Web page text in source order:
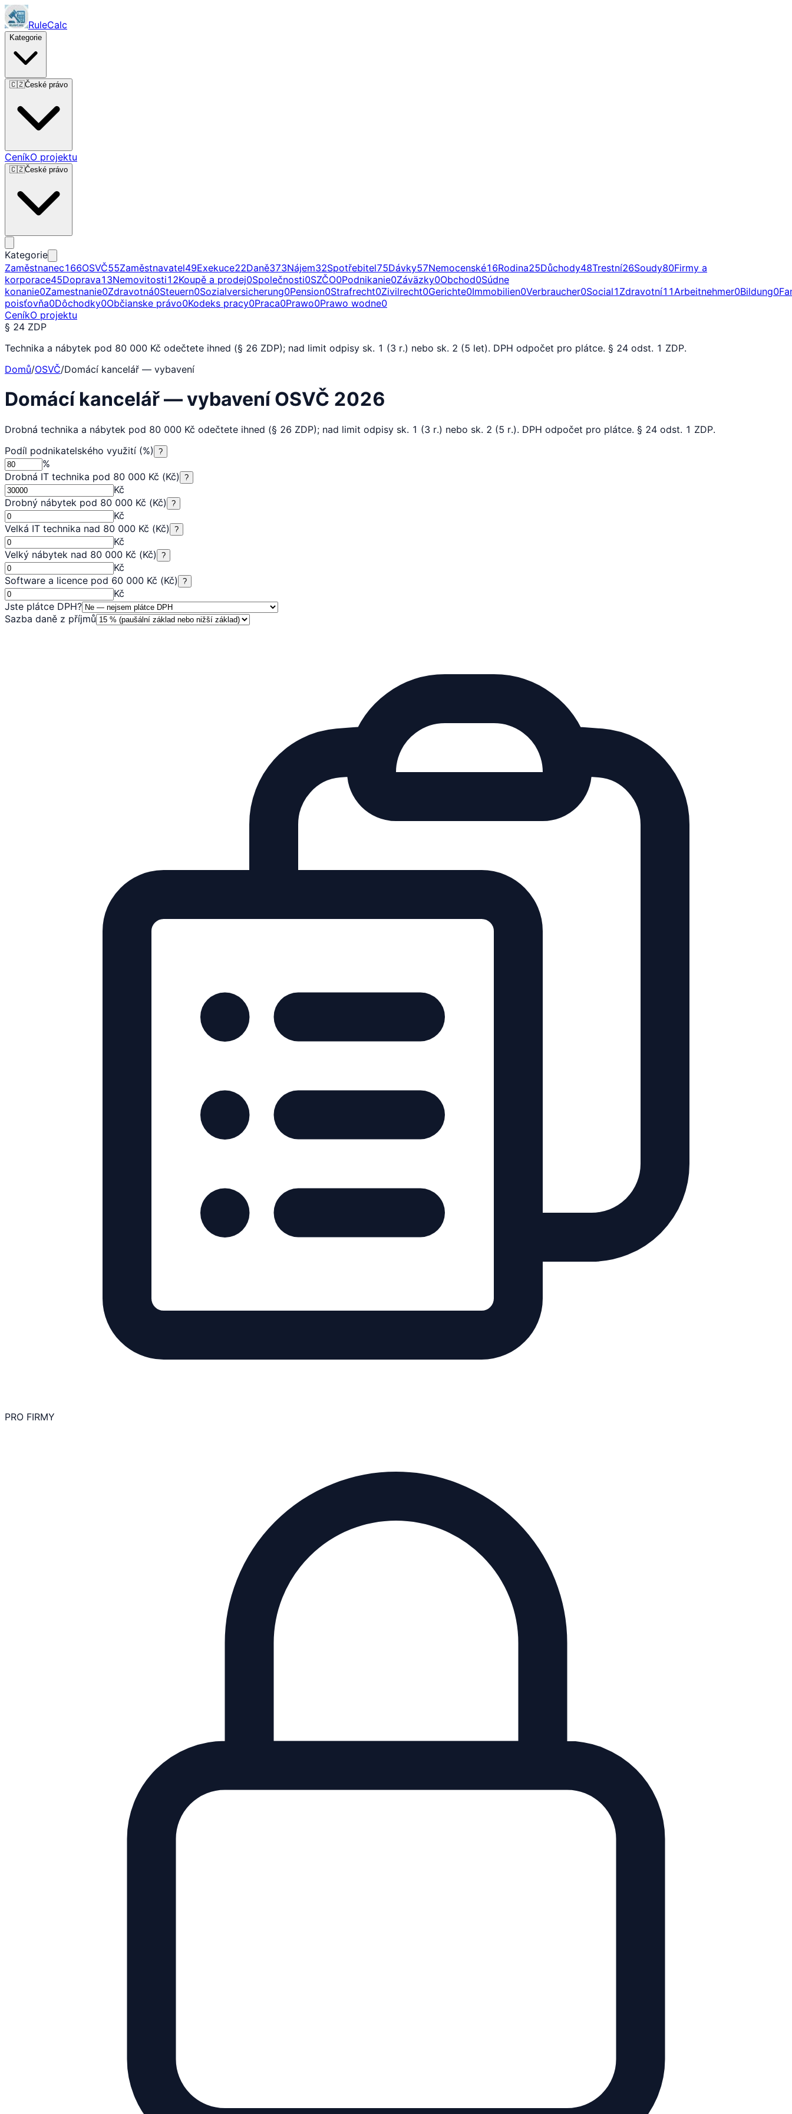
RuleCalc
Kategorie
🇨🇿České právo
CeníkO projektu
🇨🇿České právo
Kategorie
Zaměstnanec166OSVČ55Zaměstnavatel49Exekuce22Daně373Nájem32Spotřebitel75Dávky57Nemocenské16Rodina25Důchody48Trestní26Soudy80Firmy a
korporace45Doprava13Nemovitosti12Koupě a prodej0Společnosti0SZČO0Podnikanie0Záväzky0Obchod0Súdne
konanie0Zamestnanie0Zdravotná0Steuern0Sozialversicherung0Pension0Strafrecht0Zivilrecht0Gerichte0Immobilien0Verbraucher0Social1 Zdravotní11Arbeitnehmer0Bildung0
poisťovňa0Dôchodky0Občianske právo0Kodeks pracy0Praca0Prawo0Prawo wodne0
CeníkO projektu
§ 24 ZDP
Technika a nábytek pod 80 000 Kč odečtete ihned (§ 26 ZDP); nad limit odpisy sk. 1 (3 r.) nebo sk. 2 (5 let). DPH odpočet pro plátce. § 24 odst. 1 ZDP.
Domů/OSVČ/Domácí kancelář — vybavení
Domácí kancelář — vybavení OSVČ 2026
Drobná technika a nábytek pod 80 000 Kč odečtete ihned (§ 26 ZDP); nad limit odpisy sk. 1 (3 r.) nebo sk. 2 (5 r.). DPH odpočet pro plátce. § 24 odst. 1 ZDP.
Podíl podnikatelského využití (%)
?
%
Drobná IT technika pod 80 000 Kč (Kč)
?
Kč
Drobný nábytek pod 80 000 Kč (Kč)
?
Kč
Velká IT technika nad 80 000 Kč (Kč)
?
Kč
Velký nábytek nad 80 000 Kč (Kč)
?
Kč
Software a licence pod 60 000 Kč (Kč)
?
Kč
Jste plátce DPH?
Sazba daně z příjmů
PRO FIRMY